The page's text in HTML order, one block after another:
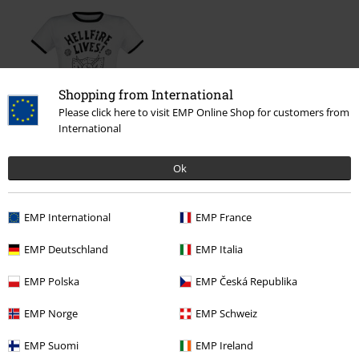
Shopping from International
Please click here to visit EMP Online Shop for customers from
International
Ok
EMP International EMP France
EMP Deutschland EMP Italia
EMP Polska EMP Česká Republika
EMP Norge EMP Schweiz
EMP Suomi EMP Ireland
Nytt Kläder T-shirts & Toppar T-shirts
Rea % Film & TV
Rea % Kläder T-Shirts
Underhållning